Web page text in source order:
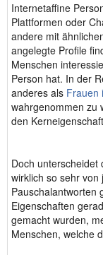
Internetaffine
Plattformen oder
andere mit
angelegte Profile
Menschen
Person hat. In der
anderes als Frauen
wahrgenommen zu
den
Doch
wirklich so sehr
Pauschalantworten
Eigenschaften
gemacht wurden,
Menschen, welche